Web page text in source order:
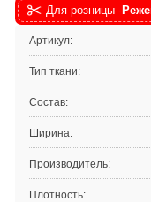
Для розницы -
Артикул:
Тип ткани:
Состав:
Ширина:
Производитель:
Плотность: